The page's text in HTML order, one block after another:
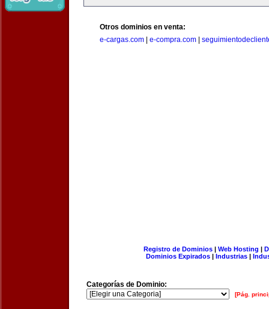
Otros dominios en venta:
e-cargas.com
e-compra.com
Registro de Dominios| Web Hosting |
Dominios Expirados | Industrias |
Categorías de Dominio:
[Pág.